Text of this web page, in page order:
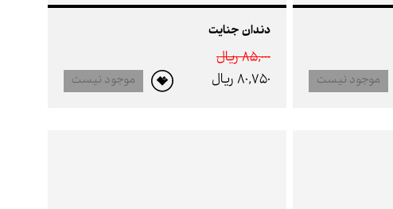
موجود نیست
دندان جنایت
85,000 ريال
80,750 ريال
موجود نیست